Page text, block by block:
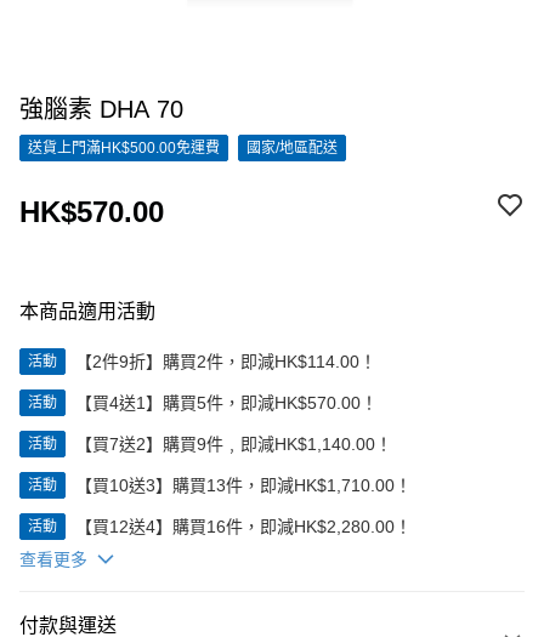
強腦素 DHA 70
送貨上門滿HK$500.00免運費 國家/地區配送
HK$570.00
本商品適用活動
活動 【2件9折】購買2件，即減HK$114.00！
活動 【買4送1】購買5件，即減HK$570.00！
活動 【買7送2】購買9件﹐即減HK$1,140.00！
活動 【買10送3】購買13件，即減HK$1,710.00！
活動
【買12送4】購買16件，即減HK$2,280.00！
查看更多
付款與運送